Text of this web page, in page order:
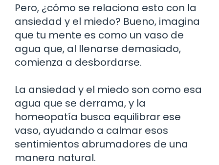
Pero, ¿cómo se relaciona esto con la
ansiedad y el miedo? Bueno, imagina
que tu mente es como un vaso de
agua que, al llenarse demasiado,
comienza a desbordarse.
La ansiedad y el miedo son como esa
agua que se derrama, y la
homeopatía busca equilibrar ese
vaso, ayudando a calmar esos
sentimientos abrumadores de una
manera natural.